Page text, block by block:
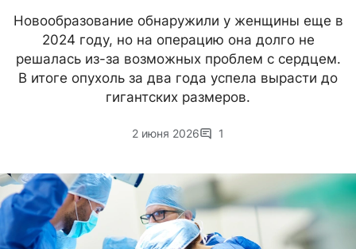
Новообразование обнаружили у женщины еще в
2024 году, но на операцию она долго не
решалась из-за возможных проблем с сердцем.
В итоге опухоль за два года успела вырасти до
гигантских размеров.
2 июня 2026 1